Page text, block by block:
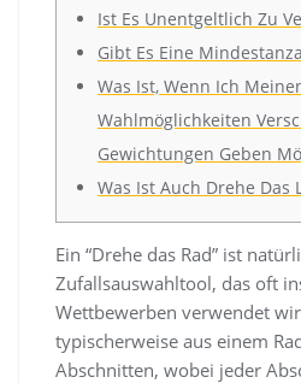
Ist Es Unentgeltlich Zu
Gibt Es Eine
Was Ist, Wenn Ich
Wahlmöglichkeiten
Gewichtungen Geben
Was Ist Auch Drehe Das
Ein “Drehe das Rad” ist
Zufallsauswahltool, das oft
Wettbewerben verwendet
typischerweise aus einem
Abschnitten, wobei jeder